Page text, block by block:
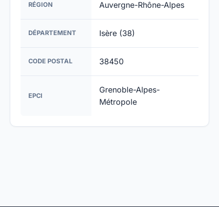
RÉGION Auvergne-Rhône-Alpes
DÉPARTEMENT Isère (38)
CODE POSTAL 38450
EPCI
Grenoble-Alpes-
Métropole